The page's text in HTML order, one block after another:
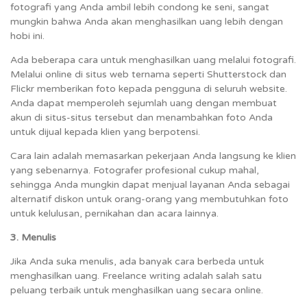
fotografi yang Anda ambil lebih condong ke seni, sangat
mungkin bahwa Anda akan menghasilkan uang lebih dengan
hobi ini.
Ada beberapa cara untuk menghasilkan uang melalui fotografi.
Melalui online di situs web ternama seperti Shutterstock dan
Flickr memberikan foto kepada pengguna di seluruh website.
Anda dapat memperoleh sejumlah uang dengan membuat
akun di situs-situs tersebut dan menambahkan foto Anda
untuk dijual kepada klien yang berpotensi.
Cara lain adalah memasarkan pekerjaan Anda langsung ke klien
yang sebenarnya. Fotografer profesional cukup mahal,
sehingga Anda mungkin dapat menjual layanan Anda sebagai
alternatif diskon untuk orang-orang yang membutuhkan foto
untuk kelulusan, pernikahan dan acara lainnya.
3. Menulis
Jika Anda suka menulis, ada banyak cara berbeda untuk
menghasilkan uang. Freelance writing adalah salah satu
peluang terbaik untuk menghasilkan uang secara online.